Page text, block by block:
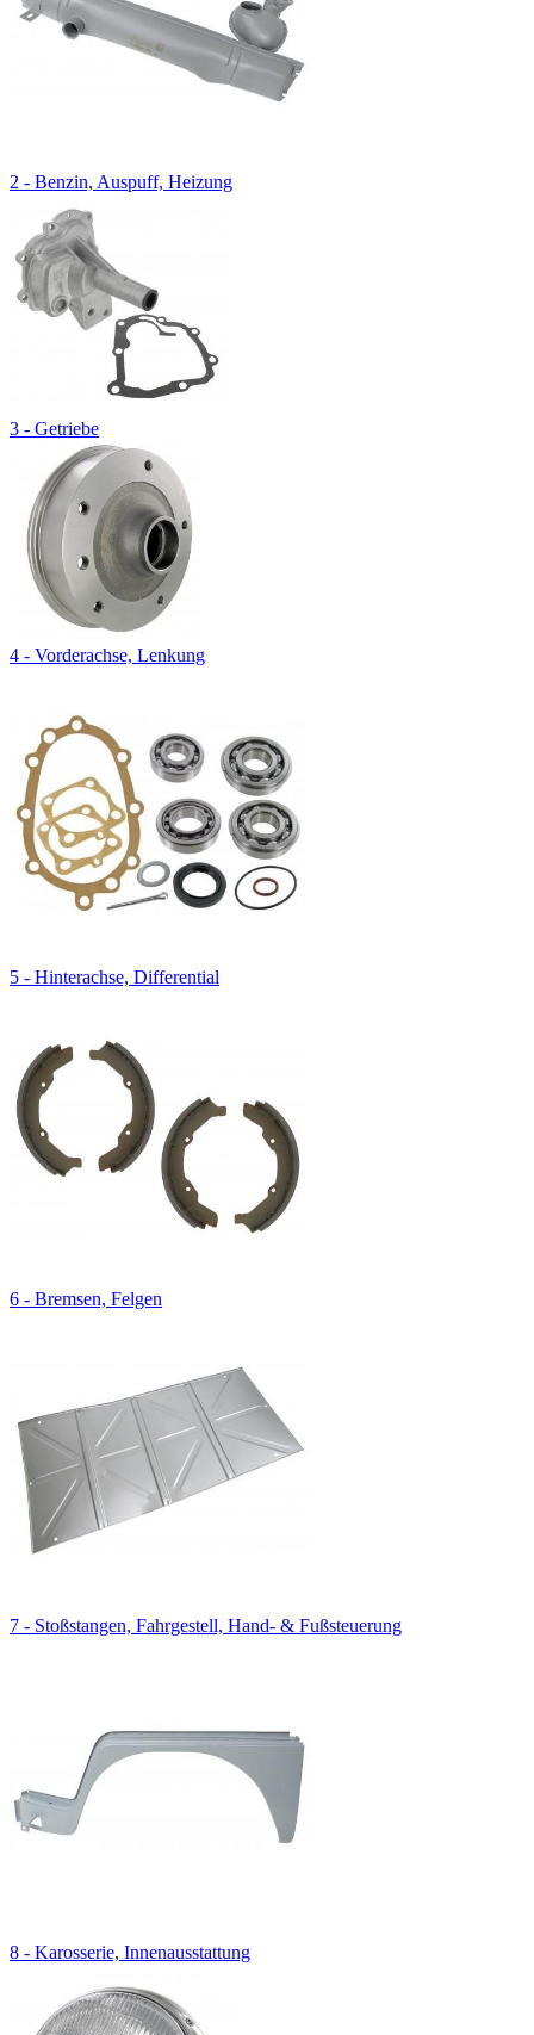
2 - Benzin, Auspuff, Heizung
3 - Getriebe
4 - Vorderachse, Lenkung
5 - Hinterachse, Differential
6 - Bremsen, Felgen
7 - Stoßstangen, Fahrgestell, Hand- & Fußsteuerung
8 - Karosserie, Innenausstattung